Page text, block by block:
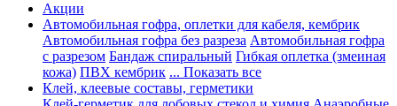
Акции
Автомобильная гофра, оплетки для кабеля, кембрик
Автомобильная гофра без разреза Автомобильная гофра
с разрезом Бандаж спиральный Гибкая оплетка (змеиная
кожа) ПВХ кембрик ... Показать все
Клей, клеевые составы, герметики